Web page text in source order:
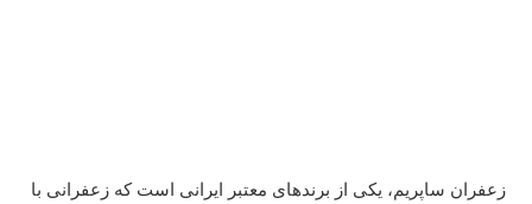
زعفران ساپریم، یکی از برندهای معتبر ایرانی است که زعفرانی با